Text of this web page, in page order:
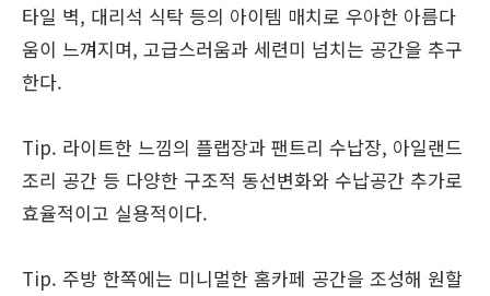
타일 벽, 대리석 식탁 등의 아이템 매치로 우아한 아름다
움이 느껴지며, 고급스러움과 세련미 넘치는 공간을 추구
한다.
Tip. 라이트한 느낌의 플랩장과 팬트리 수납장, 아일랜드
조리 공간 등 다양한 구조적 동선변화와 수납공간 추가로
효율적이고 실용적이다.
Tip. 주방 한쪽에는 미니멀한 홈카페 공간을 조성해 원할